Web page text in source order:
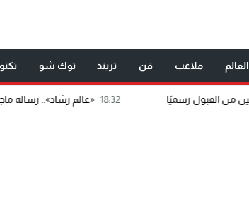
العالم ملاعب فن تريند توك شو
18:32 «عالم رشاد».. رسالة ماجستير تتحول إلى